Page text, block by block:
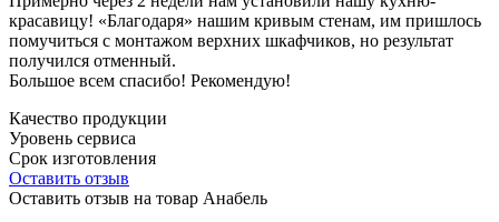
красавицу! «Благодаря» нашим кривым стенам, им пришлось
помучиться с монтажом верхних шкафчиков, но результат
получился отменный.
Большое всем спасибо! Рекомендую!
Качество продукции
Уровень сервиса
Срок изготовления
Оставить отзыв
Оставить отзыв на товар Анабель